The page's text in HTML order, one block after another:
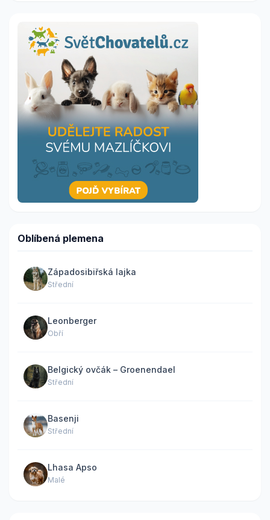
Oblíbená plemena
Západosibiřská lajka
Střední
Leonberger
Obří
Belgický ovčák – Groenendael
Střední
Basenji
Střední
Lhasa Apso
Malé